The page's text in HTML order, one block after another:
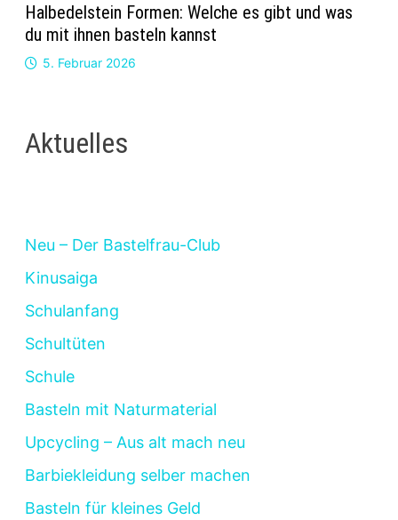
Halbedelstein Formen: Welche es gibt und was
du mit ihnen basteln kannst
5. Februar 2026
Aktuelles
Neu – Der Bastelfrau-Club
Kinusaiga
Schulanfang
Schultüten
Schule
Basteln mit Naturmaterial
Upcycling – Aus alt mach neu
Barbiekleidung selber machen
Basteln für kleines Geld